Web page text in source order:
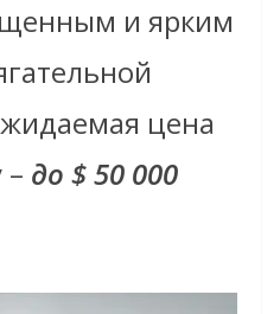
и ярким
цена
– до $ 50 000